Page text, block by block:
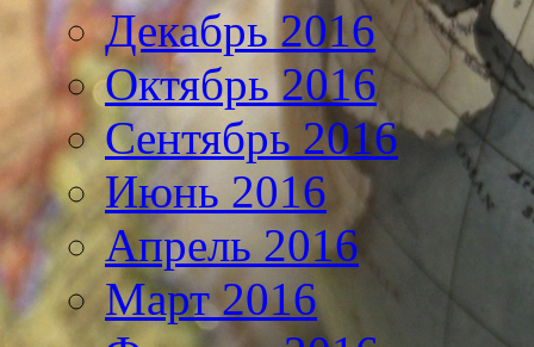
Декабрь 2016
Октябрь 2016
Сентябрь 2016
Июнь 2016
Апрель 2016
Март 2016